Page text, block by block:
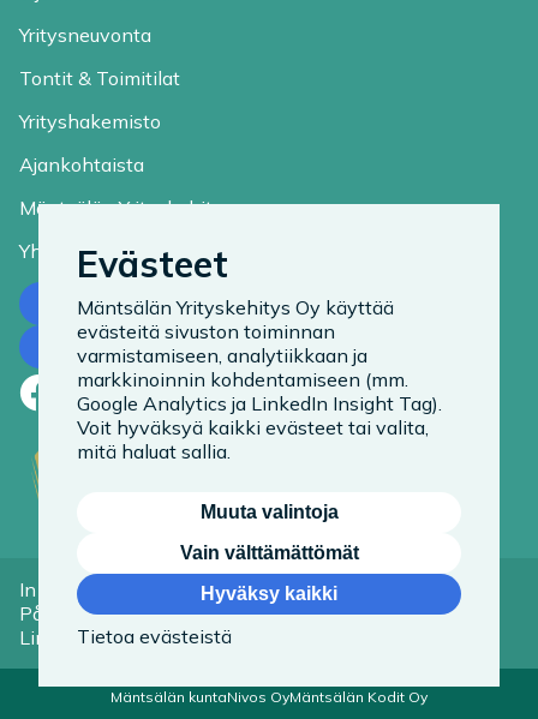
Yritysneuvonta
Tontit & Toimitilat
Yrityshakemisto
Ajankohtaista
Mäntsälän Yrityskehitys
Yhteystiedot
Ota yhteyttä
Tilaa uutiskirje
Facebook
LinkedIn
Instagram
In English
På Svenska
Linkit
Tietoa evästeistä
Saavutettavuusseloste
Mäntsälän kuntaNivos OyMäntsälän Kodit Oy
Evästeet
Mäntsälän Yrityskehitys Oy käyttää
evästeitä sivuston toiminnan
varmistamiseen, analytiikkaan ja
markkinoinnin kohdentamiseen (mm.
Google Analytics ja LinkedIn Insight Tag).
Voit hyväksyä kaikki evästeet tai valita,
mitä haluat sallia.
Muuta valintoja
Vain välttämättömät
Hyväksy kaikki
Tietoa evästeistä